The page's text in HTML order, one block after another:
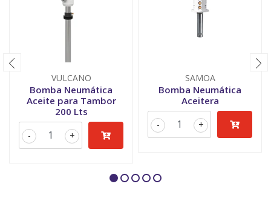
VULCANO
Bomba Neumática
Aceite para Tambor
200 Lts
+
-
SAMOA
Bomba Neumática
Aceitera
+
-